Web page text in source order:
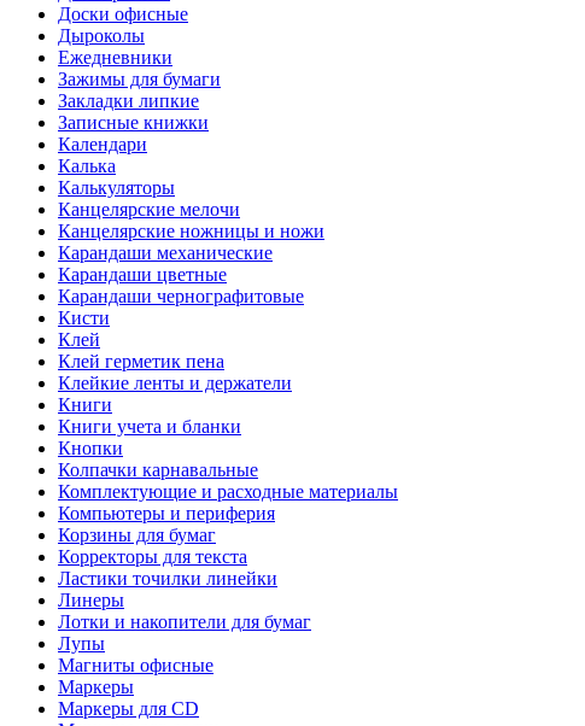
Доски офисные
Дыроколы
Ежедневники
Зажимы для бумаги
Закладки липкие
Записные книжки
Календари
Калька
Калькуляторы
Канцелярские мелочи
Канцелярские ножницы и ножи
Карандаши механические
Карандаши цветные
Карандаши чернографитовые
Кисти
Клей
Клей герметик пена
Клейкие ленты и держатели
Книги
Книги учета и бланки
Кнопки
Колпачки карнавальные
Комплектующие и расходные материалы
Компьютеры и периферия
Корзины для бумаг
Корректоры для текста
Ластики точилки линейки
Линеры
Лотки и накопители для бумаг
Лупы
Магниты офисные
Маркеры
Маркеры для CD